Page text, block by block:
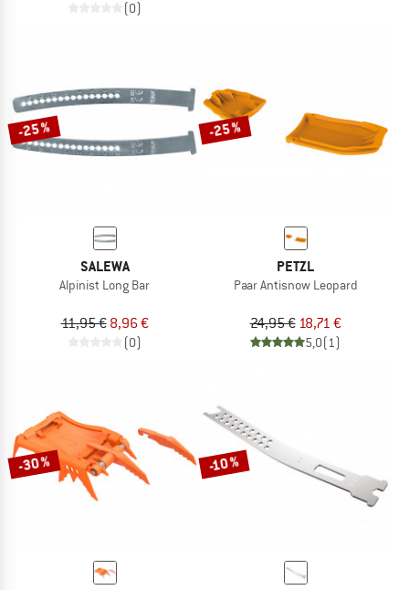
(0)
-25 %
SALEWA
Alpinist Long Bar
11,95 € 8,96 €
(0)
-25 %
PETZL
Paar Antisnow Leopard
24,95 € 18,71 €
5,0(1)
-30 % -10 %